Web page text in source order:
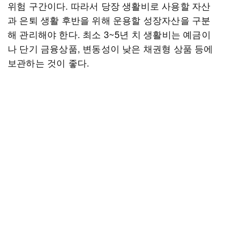
위험 구간이다. 따라서 당장 생활비로 사용할 자산
과 은퇴 생활 후반을 위해 운용할 성장자산을 구분
해 관리해야 한다. 최소 3~5년 치 생활비는 예금이
나 단기 금융상품, 변동성이 낮은 채권형 상품 등에
보관하는 것이 좋다.